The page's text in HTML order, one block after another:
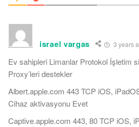
israel vargas 3 years
Ev sahipleri Limanlar Protokol İşletim
Proxy’leri destekler
Albert.apple.com 443 TCP iOS,
Cihaz aktivasyonu Evet
Captive.apple.com 443, 80 TCP iOS,